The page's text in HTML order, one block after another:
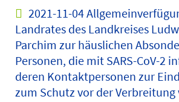
2021-11-04
Landrates des Landkreises
Parchim zur häuslichen
Personen, die mit SARS-CoV-2
deren Kontaktpersonen zur
zum Schutz vor der Verbreitung